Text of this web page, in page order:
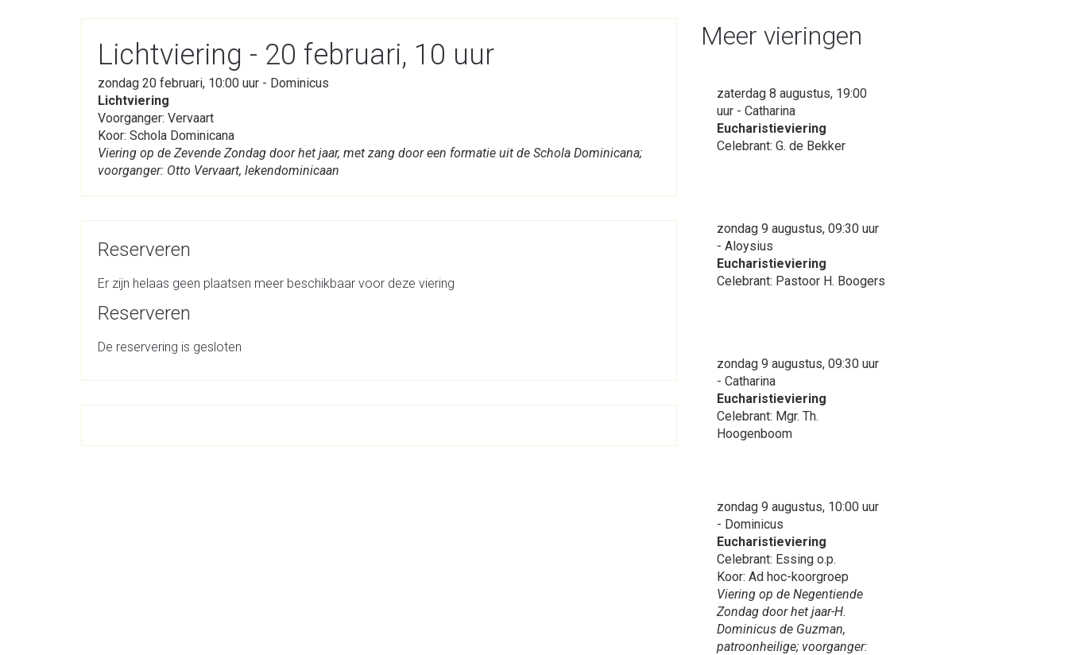
Lichtviering - 20 februari, 10 uur
zondag 20 februari, 10:00 uur - Dominicus
Lichtviering
Voorganger: Vervaart
Koor: Schola Dominicana
Viering op de Zevende Zondag door het jaar, met zang door een formatie uit de Schola Dominicana;
voorganger: Otto Vervaart, lekendominicaan
Reserveren
Er zijn helaas geen plaatsen meer beschikbaar voor deze viering
Reserveren
De reservering is gesloten
Meer vieringen
zaterdag 8 augustus, 19:00
uur - Catharina
Eucharistieviering
Celebrant: G. de Bekker
zondag 9 augustus, 09:30 uur
- Aloysius
Eucharistieviering
Celebrant: Pastoor H. Boogers
zondag 9 augustus, 09:30 uur
- Catharina
Eucharistieviering
Celebrant: Mgr. Th.
Hoogenboom
zondag 9 augustus, 10:00 uur
- Dominicus
Eucharistieviering
Celebrant: Essing o.p.
Koor: Ad hoc-koorgroep
Viering op de Negentiende
Zondag door het jaar-H.
Dominicus de Guzman,
patroonheilige; voorganger: